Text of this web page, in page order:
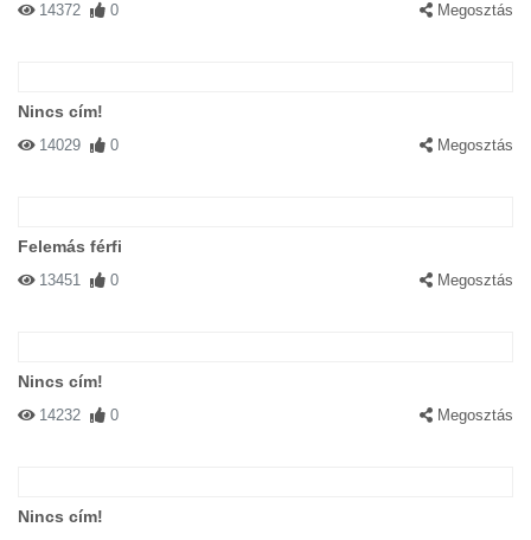
14372 0 Megosztás
Nincs cím!
14029 0 Megosztás
Felemás férfi
13451 0 Megosztás
Nincs cím!
14232 0 Megosztás
Nincs cím!